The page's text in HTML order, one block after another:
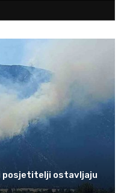
posjetitelji ostavljaju